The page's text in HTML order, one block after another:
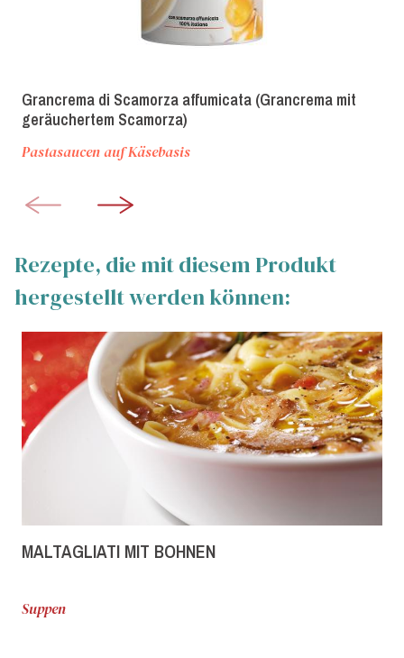
Grancrema di Scamorza affumicata (Grancrema mit
geräuchertem Scamorza)
Pastasaucen auf Käsebasis
Rezepte, die mit diesem Produkt
hergestellt werden können:
MALTAGLIATI MIT BOHNEN
Suppen